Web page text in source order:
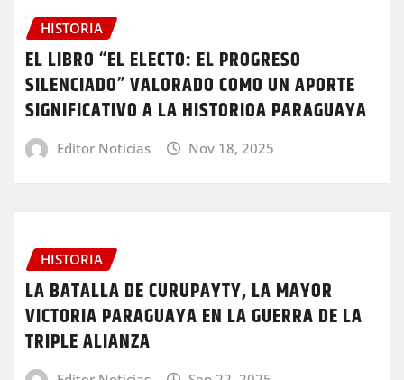
HISTORIA
EL LIBRO “EL ELECTO: EL PROGRESO
SILENCIADO” VALORADO COMO UN APORTE
SIGNIFICATIVO A LA HISTORIOA PARAGUAYA
Editor Noticias Nov 18, 2025
HISTORIA
LA BATALLA DE CURUPAYTY, LA MAYOR
VICTORIA PARAGUAYA EN LA GUERRA DE LA
TRIPLE ALIANZA